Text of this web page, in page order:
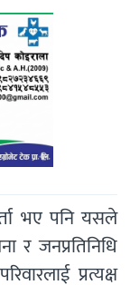
भए पनि यसले
र जनप्रतिनिधि
प्रत्यक्ष